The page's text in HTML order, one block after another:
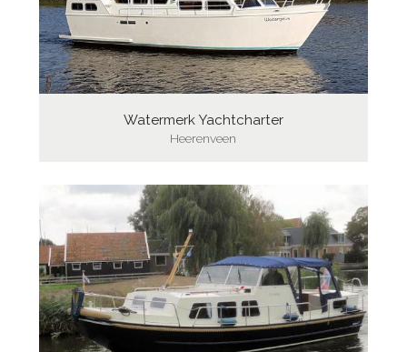
Watermerk Yachtcharter
Heerenveen